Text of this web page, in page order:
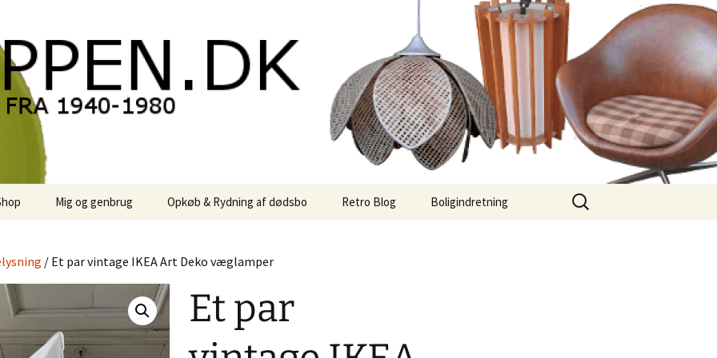
retro-
/ Sale Rodekassen
Reservedele
/ Svensk Design Georg Jensen
Mig og genbrug
Links
Opkøb & Rydning af dødsbo Retro Blog Boligindretning
Søg
efter:
/ Et par vintage IKEA Art Deko væglamper
Et par